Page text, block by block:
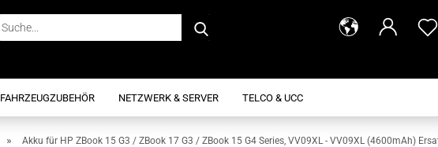
FAHRZEUGZUBEHÖR NETZWERK & SERVER TELCO & UCC
» Akku für HP ZBook 15 G3 / ZBook 17 G3 / ZBook 15 G4 Series, VV09XL - VV09XL (4600mAh)